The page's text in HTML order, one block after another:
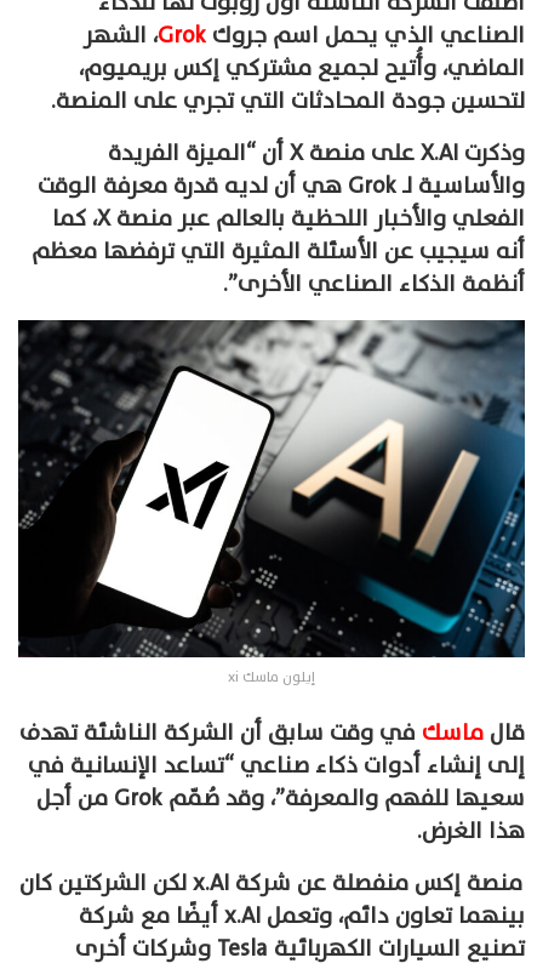
الصناعي الذي يحمل اسم جروكGrok
، الشهر
الماضي، وأُتيح لجميع مشتركي إكس بريميوم،
لتحسين جودة المحادثات التي تجري على المنصة.
وذكرت X.AI على منصة X أن “الميزة الفريدة
والأساسية لـ Grok هي أن لديه قدرة معرفة الوقت
الفعلي والأخبار اللحظية بالعالم عبر منصة X، كما
أنه سيجيب عن الأسئلة المثيرة التي ترفضها معظم
أنظمة الذكاء الصناعي الأخرى”.
إيلون ماسك xi
قالماسك في وقت سابق أن الشركة الناشئة تهدف
إلى إنشاء أدوات ذكاء صناعي “تساعد الإنسانية في
سعيها للفهم والمعرفة”، وقد صُمّم Grok من أجل
هذا الغرض.
منصة إكس منفصلة عن شركة x.AI لكن الشركتين كان
بينهما تعاون دائم، وتعمل x.AI أيضًا مع شركة
تصنيع السيارات الكهربائية Tesla وشركات أخرى